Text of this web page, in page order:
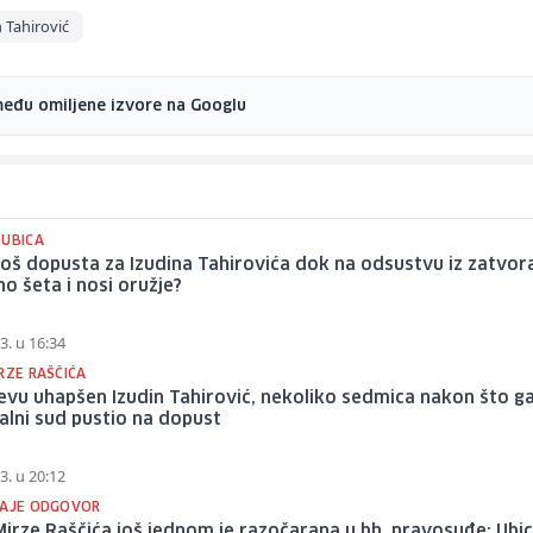
Tahirović
omiljene izvore na Googlu
dopusta za Izudina Tahirovića dok na odsustvu iz
šeta i nosi oružje?
u 16:34
RAŠČIĆA
uhapšen Izudin Tahirović, nekoliko sedmica nakon što
sud pustio na dopust
u 20:12
ODGOVOR